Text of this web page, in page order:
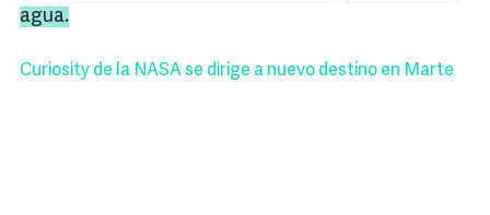
agua.
Curiosity de la NASA se dirige a nuevo destino en Marte